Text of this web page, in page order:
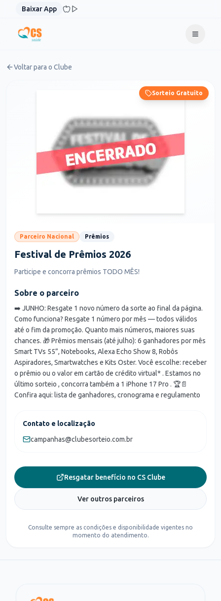
Pular para o conteúdo
Baixar App
Voltar para o Clube
Sorteio Gratuito
Parceiro Nacional Prêmios
Festival de Prêmios 2026
Participe e concorra prêmios TODO MÊS!
Sobre o parceiro
➡️ JUNHO: Resgate 1 novo número da sorte ao final da página.
Como funciona? Resgate 1 número por mês — todos válidos
até o fim da promoção. Quanto mais números, maiores suas
chances. 🎁 Prêmios mensais (até julho): 6 ganhadores por mês
Smart TVs 55”, Notebooks, Alexa Echo Show 8, Robôs
Aspiradores, Smartwatches e Kits Oster. Você escolhe: receber
o prêmio ou o valor em cartão de crédito virtual* . Estamos no
último sorteio , concorra também a 1 iPhone 17 Pro . 🏆📄
Confira aqui: lista de ganhadores, cronograma e regulamento
Contato e localização
campanhas@clubesorteio.com.br
Resgatar benefício no CS Clube
Ver outros parceiros
Consulte sempre as condições e disponibilidade vigentes no
momento do atendimento.